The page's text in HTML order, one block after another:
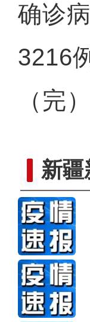
确诊
3216
（完）
新疆